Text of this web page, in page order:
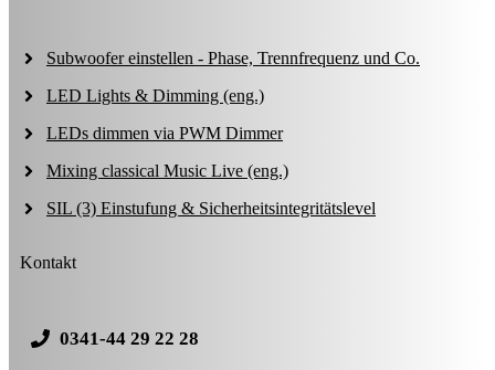
Subwoofer einstellen - Phase, Trennfrequenz und Co.
LED Lights & Dimming (eng.)
LEDs dimmen via PWM Dimmer
Mixing classical Music Live (eng.)
SIL (3) Einstufung & Sicherheitsintegritätslevel
Kontakt
0341-44 29 22 28